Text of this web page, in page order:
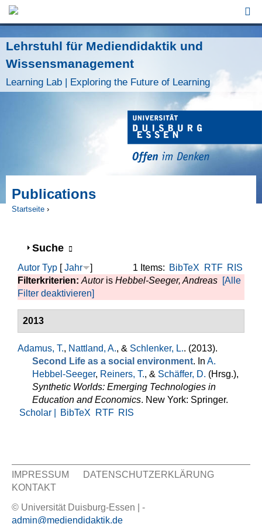
Lehrstuhl für Mediendidaktik und
Wissensmanagement
Learning Lab | Exploring the Future of Learning
Publications
Startseite ›
Anzeigen
Suche
1 Items: BibTeX RTF RIS
Autor Typ [Jahr
]
Filterkriterien: Autoris Hebbel-Seeger, Andreas [Alle
Filter deaktivieren]
2013
Adamus, T., Nattland, A., & Schlenker, L.. (2013).
Second Life as a social environment. In A.
Hebbel-Seeger, Reiners, T., & Schäffer, D. (Hrsg.),
Synthetic Worlds: Emerging Technologies in
Education and Economics. New York: Springer.
Scholar |
BibTeX RTF RIS
Sekundär Menü
IMPRESSUM
DATENSCHUTZERKLÄRUNG
KONTAKT
© Universität Duisburg-Essen | -
admin@mediendidaktik.de